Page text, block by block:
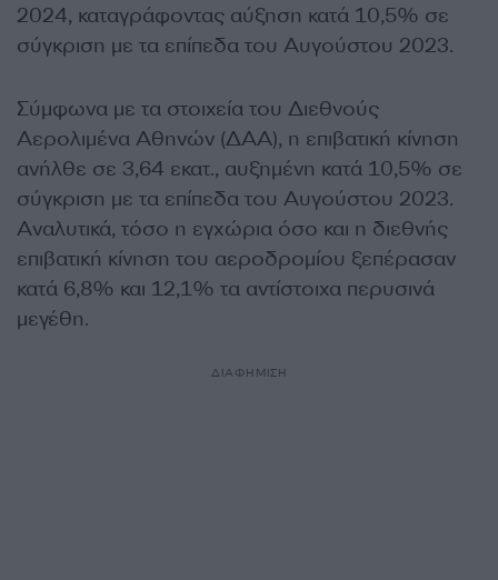
2024, καταγράφοντας αύξηση κατά 10,5% σε
σύγκριση με τα επίπεδα του Αυγούστου 2023.
Σύμφωνα με τα στοιχεία του Διεθνούς
Αερολιμένα Αθηνών (ΔΑΑ), η επιβατική κίνηση
ανήλθε σε 3,64 εκατ., αυξημένη κατά 10,5% σε
σύγκριση με τα επίπεδα του Αυγούστου 2023.
Αναλυτικά, τόσο η εγχώρια όσο και η διεθνής
επιβατική κίνηση του αεροδρομίου ξεπέρασαν
κατά 6,8% και 12,1% τα αντίστοιχα περυσινά
μεγέθη.
ΔΙΑΦΗΜΙΣΗ